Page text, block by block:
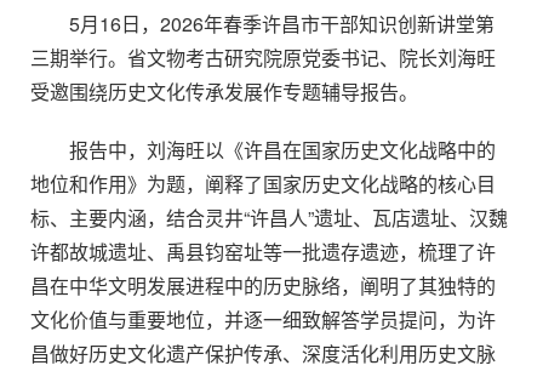
5月16日，2026年春季许昌市干部知识创新讲堂第
三期举行。省文物考古研究院原党委书记、院长刘海旺
受邀围绕历史文化传承发展作专题辅导报告。
报告中，刘海旺以《许昌在国家历史文化战略中的
地位和作用》为题，阐释了国家历史文化战略的核心目
标、主要内涵，结合灵井“许昌人”遗址、瓦店遗址、汉魏
许都故城遗址、禹县钧窑址等一批遗存遗迹，梳理了许
昌在中华文明发展进程中的历史脉络，阐明了其独特的
文化价值与重要地位，并逐一细致解答学员提问，为许
昌做好历史文化遗产保护传承、深度活化利用历史文脉